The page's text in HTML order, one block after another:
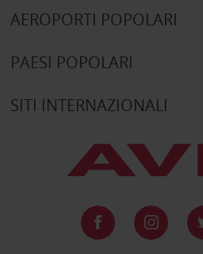
AEROPORTI POPOLARI
PAESI POPOLARI
SITI INTERNAZIONALI